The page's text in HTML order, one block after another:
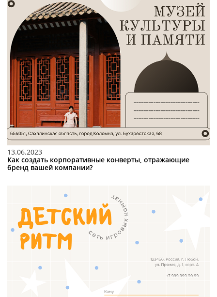
13.06.2023
Как создать корпоративные конверты, отражающие
бренд вашей компании?